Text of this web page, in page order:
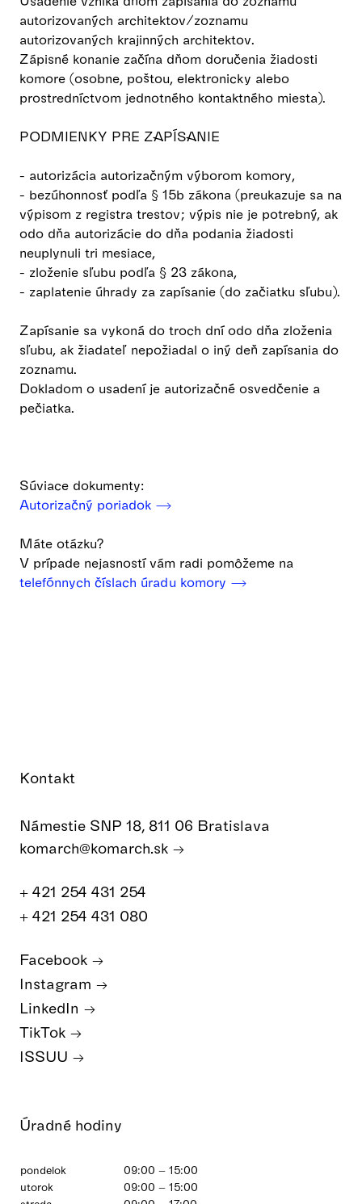
autorizovaných architektov/zoznamu
autorizovaných krajinných architektov.
Zápisné konanie začína dňom doručenia žiadosti
komore (osobne, poštou, elektronicky alebo
prostredníctvom jednotného kontaktného miesta).
PODMIENKY PRE ZAPÍSANIE
- autorizácia autorizačným výborom komory,
- bezúhonnosť podľa § 15b zákona (preukazuje sa na
výpisom z registra trestov; výpis nie je potrebný, ak
odo dňa autorizácie do dňa podania žiadosti
neuplynuli tri mesiace,
- zloženie sľubu podľa § 23 zákona,
- zaplatenie úhrady za zapísanie (do začiatku sľubu).
Zapísanie sa vykoná do troch dní odo dňa zloženia
sľubu, ak žiadateľ nepožiadal o iný deň zapísania do
zoznamu.
Dokladom o usadení je autorizačné osvedčenie a
pečiatka.
Súviace dokumenty:
Autorizačný poriadok ⟶
Máte otázku?
V prípade nejasností vám radi pomôžeme na
telefónnych číslach úradu komory ⟶
Úradné hodiny
pondelok
09:00 – 15:00
utorok
09:00 – 15:00
Kontakt
Námestie SNP 18, 811 06 Bratislava
komarch@komarch.sk
+ 421 254 431 254
+ 421 254 431 080
Facebook
Instagram
LinkedIn
TikTok
ISSUU